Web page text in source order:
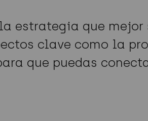
estrategia que
clave como la
que puedas